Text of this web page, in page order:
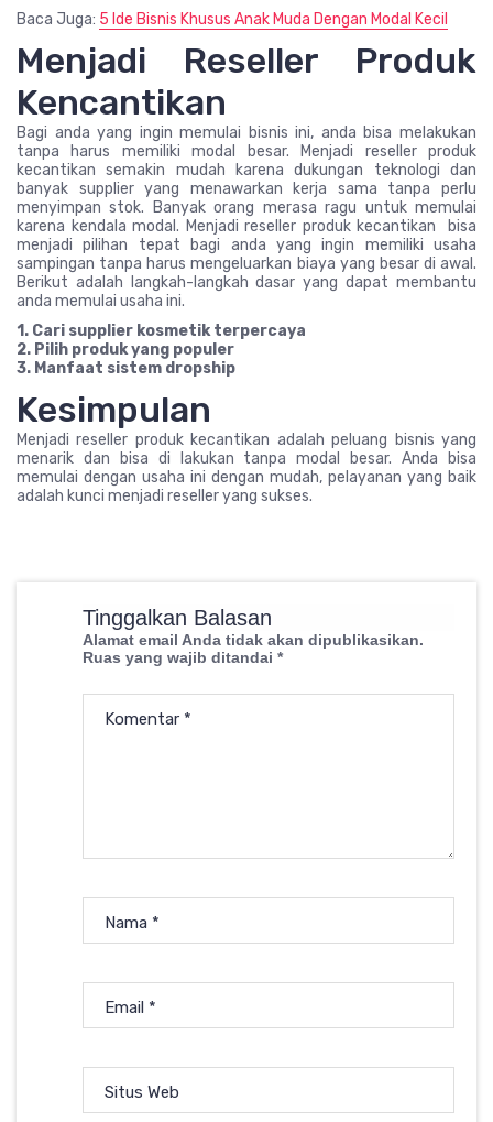
Baca Juga: 5 Ide Bisnis Khusus Anak Muda Dengan Modal Kecil
Menjadi Reseller Produk
Kencantikan
Bagi anda yang ingin memulai bisnis ini, anda bisa melakukan
tanpa harus memiliki modal besar. Menjadi reseller produk
kecantikan semakin mudah karena dukungan teknologi dan
banyak supplier yang menawarkan kerja sama tanpa perlu
menyimpan stok. Banyak orang merasa ragu untuk memulai
karena kendala modal. Menjadi reseller produk kecantikan bisa
menjadi pilihan tepat bagi anda yang ingin memiliki usaha
sampingan tanpa harus mengeluarkan biaya yang besar di awal.
Berikut adalah langkah-langkah dasar yang dapat membantu
anda memulai usaha ini.
1. Cari supplier kosmetik terpercaya
2. Pilih produk yang populer
3. Manfaat sistem dropship
Kesimpulan
Menjadi reseller produk kecantikan adalah peluang bisnis yang
menarik dan bisa di lakukan tanpa modal besar. Anda bisa
memulai dengan usaha ini dengan mudah, pelayanan yang baik
adalah kunci menjadi reseller yang sukses.
Tinggalkan Balasan
Alamat email Anda tidak akan dipublikasikan.
Ruas yang wajib ditandai *
Komentar *
Nama *
Email *
Situs Web